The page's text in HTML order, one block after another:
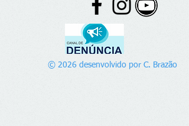
© 2026 desenvolvido por C. Brazão